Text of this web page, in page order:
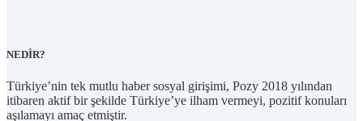
NEDİR?
Türkiye’nin tek mutlu haber sosyal girişimi, Pozy 2018 yılından
itibaren aktif bir şekilde Türkiye’ye ilham vermeyi, pozitif konuları
aşılamayı amaç etmiştir.